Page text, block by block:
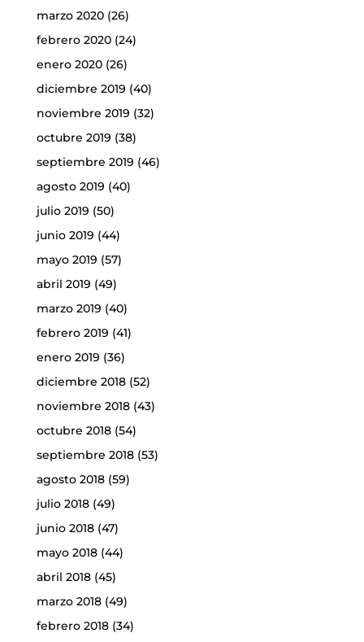
marzo 2020(26)
febrero 2020(24)
enero 2020(26)
diciembre 2019 (40)
noviembre 2019 (32)
octubre 2019 (38)
septiembre 2019 (46)
agosto 2019 (40)
julio 2019 (50)
junio 2019 (44)
mayo 2019 (57)
abril 2019 (49)
marzo 2019 (40)
febrero 2019 (41)
enero 2019 (36)
diciembre 2018(52)
noviembre 2018(43)
octubre 2018(54)
septiembre 2018(53)
agosto 2018(59)
julio 2018(49)
junio 2018(47)
mayo 2018(44)
abril 2018(45)
marzo 2018(49)
febrero 2018(34)